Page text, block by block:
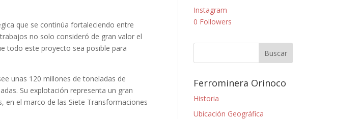
que se continúa fortaleciendo entre
no solo consideró de gran valor el
todo este proyecto sea posible para
unas 120 millones de toneladas de
Su explotación representa un gran
en el marco de las Siete Transformaciones
Instagram
0 Followers
Ferrominera Orinoco
Historia
Ubicación Geográfica